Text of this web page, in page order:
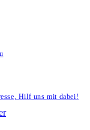
Hilf uns mit dabei!